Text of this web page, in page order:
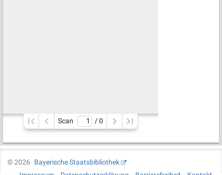
Scan / 0
©2026
Bayerische Staatsbibliothek